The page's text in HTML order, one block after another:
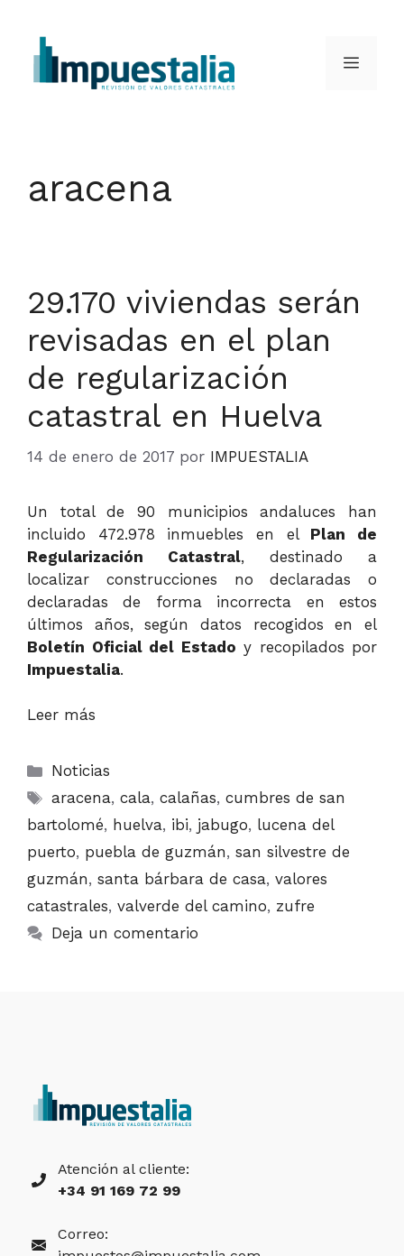
Saltar
contenido
Menú
aracena
29.170 viviendas serán
revisadas en el plan
de regularización
catastral en Huelva
14 de enero de 2017 por IMPUESTALIA
Un total de 90 municipios andaluces han
incluido 472.978 inmuebles en el Plan de
Regularización Catastral, destinado a
localizar construcciones no declaradas o
declaradas de forma incorrecta en estos
últimos años, según datos recogidos en el
Boletín Oficial del Estado y recopilados por
Impuestalia.
Leer más
Categorías
Noticias
Etiquetas
aracena,cala,calañas,cumbres de san
bartolomé, huelva, ibi, jabugo, lucena del
puerto, puebla de guzmán, san silvestre de
guzmán, santa bárbara de casa, valores
catastrales, valverde del camino, zufre
Deja un comentario
Atención al cliente:
+34 91 169 72 99
Correo: